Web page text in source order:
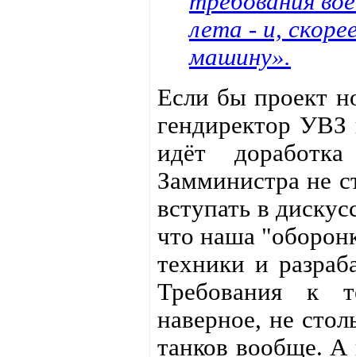
лета - и,
машину».
Если бы проект
гендиректор УВЗ
идёт
Замминистра не
вступать в
что наша
техники и
Требования к
наверное, не
танков вообще. А